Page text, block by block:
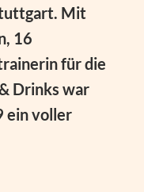
Mit
16
für die
Drinks war
ein voller